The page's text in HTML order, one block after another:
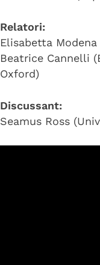
Relatori:
Elisabetta
Beatrice Cannelli
Oxford)
Discussant:
Seamus Ross